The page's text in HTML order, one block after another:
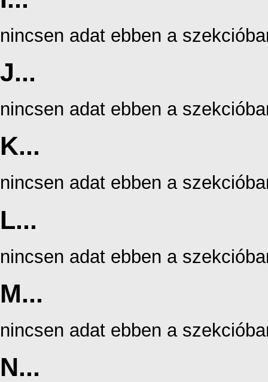
nincsen adat ebben a
J...
nincsen adat ebben a
K...
nincsen adat ebben a
L...
nincsen adat ebben a
M...
nincsen adat ebben a
N...